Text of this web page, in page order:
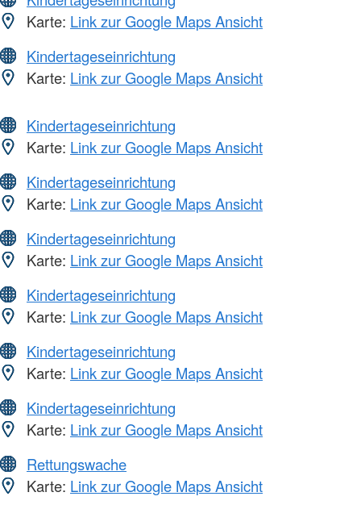
Karte: Link zur Google Maps Ansicht
Kindertageseinrichtung
Karte: Link zur Google Maps Ansicht
Kindertageseinrichtung
Karte: Link zur Google Maps Ansicht
Kindertageseinrichtung
Karte: Link zur Google Maps Ansicht
Kindertageseinrichtung
Karte: Link zur Google Maps Ansicht
Kindertageseinrichtung
Karte: Link zur Google Maps Ansicht
Kindertageseinrichtung
Karte: Link zur Google Maps Ansicht
Kindertageseinrichtung
Karte: Link zur Google Maps Ansicht
Rettungswache
Karte: Link zur Google Maps Ansicht